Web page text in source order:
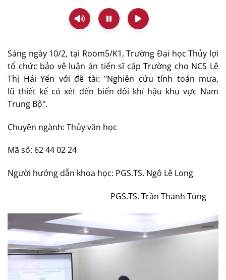
Sáng ngày 10/2, tại Room5/K1, Trường Đại học Thủy lợi
tổ chức bảo vệ luận án tiến sĩ cấp Trường cho NCS Lê
Thị Hải Yến với đề tài: "Nghiên cứu tính toán mưa,
lũ thiết kế có xét đến biến đổi khí hậu khu vực Nam
Trung Bộ".
Chuyên ngành: Thủy văn học
Mã số: 62 44 02 24
Người hướng dẫn khoa học: PGS.TS. Ngô Lê Long
PGS.TS. Trần Thanh Tùng